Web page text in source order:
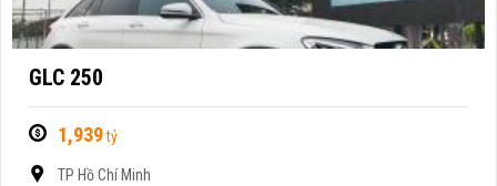
GLC 250
1,939tỷ
TP Hồ Chí Minh